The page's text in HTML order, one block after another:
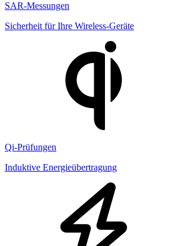
SAR-Messungen
Sicherheit für Ihre Wireless-Geräte
Qi-Prüfungen
Induktive Energieübertragung